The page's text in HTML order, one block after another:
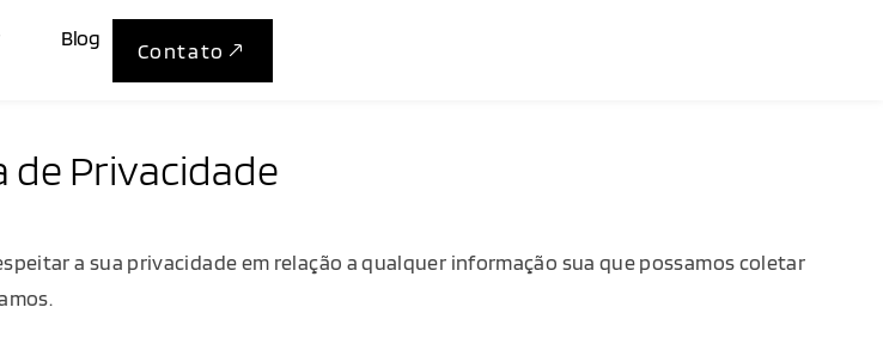
Blog
Contato
de Privacidade
a sua privacidade em relação a qualquer informação sua que possamos coletar